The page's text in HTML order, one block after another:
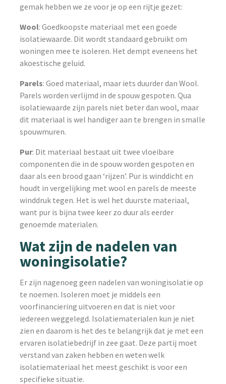
gemak hebben we ze voor je op een rijtje gezet:
Wool: Goedkoopste materiaal met een goede
isolatiewaarde. Dit wordt standaard gebruikt om
woningen mee te isoleren. Het dempt eveneens het
akoestische geluid.
Parels: Goed materiaal, maar iets duurder dan Wool.
Parels worden verlijmd in de spouw gespoten. Qua
isolatiewaarde zijn parels niet beter dan wool, maar
dit materiaal is wel handiger aan te brengen in smalle
spouwmuren.
Pur: Dit materiaal bestaat uit twee vloeibare
componenten die in de spouw worden gespoten en
daar als een brood gaan ‘rijzen’. Pur is winddicht en
houdt in vergelijking met wool en parels de meeste
winddruk tegen. Het is wel het duurste materiaal,
want pur is bijna twee keer zo duur als eerder
genoemde materialen.
Wat zijn de nadelen van
woningisolatie?
Er zijn nagenoeg geen nadelen van woningisolatie op
te noemen. Isoleren moet je middels een
voorfinanciering uitvoeren en dat is niet voor
iedereen weggelegd. Isolatiematerialen kun je niet
zien en daarom is het des te belangrijk dat je met een
ervaren isolatiebedrijf in zee gaat. Deze partij moet
verstand van zaken hebben en weten welk
isolatiemateriaal het meest geschikt is voor een
specifieke situatie.